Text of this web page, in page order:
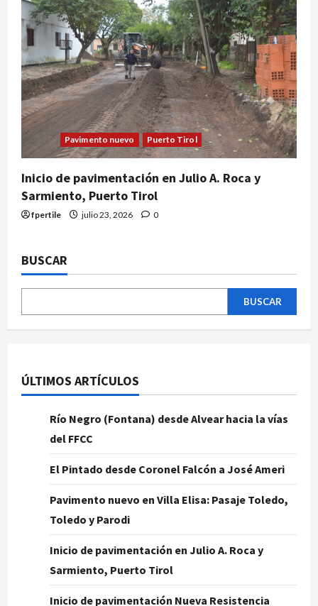
Pavimento nuevo Puerto Tirol
Inicio de pavimentación en Julio A. Roca y
Sarmiento, Puerto Tirol
fpertile julio 23, 2026 0
BUSCAR
BUSCAR
ÚLTIMOS ARTÍCULOS
Río Negro (Fontana) desde Alvear hacia la vías
del FFCC
El Pintado desde Coronel Falcón a José Ameri
Pavimento nuevo en Villa Elisa: Pasaje Toledo,
Toledo y Parodi
Inicio de pavimentación en Julio A. Roca y
Sarmiento, Puerto Tirol
Inicio de pavimentación Nueva Resistencia